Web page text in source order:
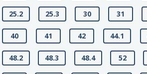
25.2 25.3 30 31
40 41 42 44.1
48.2 48.3 48.4 52